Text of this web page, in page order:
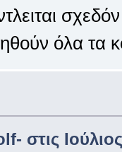
όλα τα
στις